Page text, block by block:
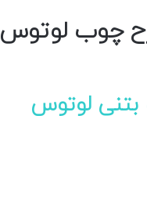
چوب لوتوس
لوتوس